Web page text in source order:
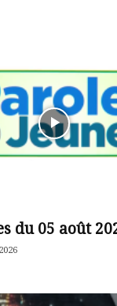
du 05 août